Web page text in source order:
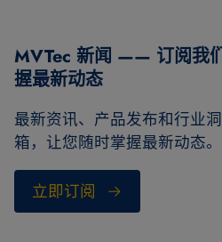
MVTec 新闻 —— 订阅我
握最新动态
最新资讯、产品发布和行业
箱，让您随时掌握最新动态。
立即订阅